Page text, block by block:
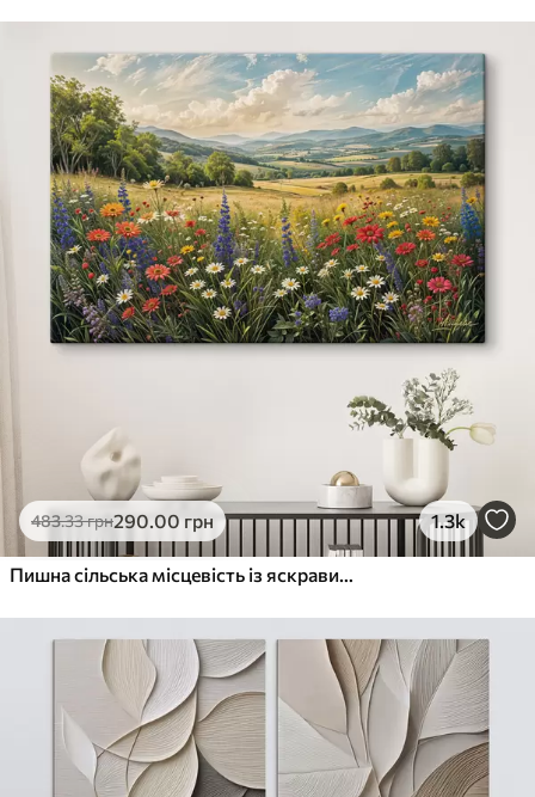
483.33грн290.00 грн 1.3k
Пишна сільська місцевість із яскравим лугом диких квітів, наповненим різнокольоровими квітами під хмарним небом